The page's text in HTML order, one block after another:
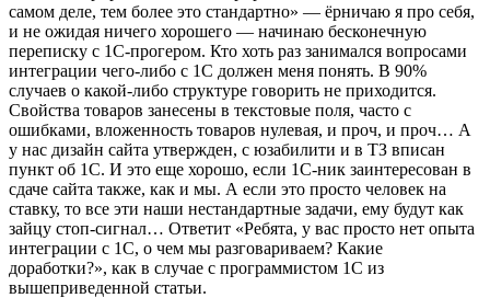
самом деле, тем более это стандартно» — ёрничаю я про себя,
и не ожидая ничего хорошего — начинаю бесконечную
переписку с 1С-прогером. Кто хоть раз занимался вопросами
интеграции чего-либо с 1С должен меня понять. В 90%
случаев о какой-либо структуре говорить не приходится.
Свойства товаров занесены в текстовые поля, часто с
ошибками, вложенность товаров нулевая, и проч, и проч… А
у нас дизайн сайта утвержден, с юзабилити и в ТЗ вписан
пункт об 1С. И это еще хорошо, если 1С-ник заинтересован в
сдаче сайта также, как и мы. А если это просто человек на
ставку, то все эти наши нестандартные задачи, ему будут как
зайцу стоп-сигнал… Ответит «Ребята, у вас просто нет опыта
интеграции с 1С, о чем мы разговариваем? Какие
доработки?», как в случае с программистом 1С из
вышеприведенной статьи.